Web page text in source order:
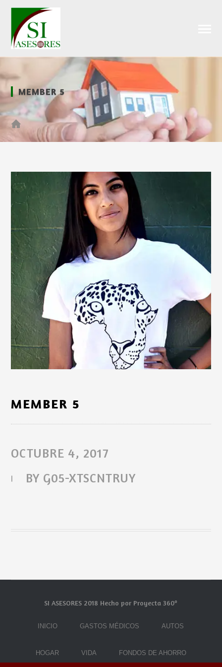
MEMBER 5
MEMBER 5
OCTUBRE 4, 2017
BY G05-XTSCNTRUY
SI ASESORES 2018 Hecho por Proyecta 360º
INICIO GASTOS MÉDICOS AUTOS
HOGAR VIDA FONDOS DE AHORRO